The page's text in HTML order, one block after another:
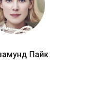
Пайк